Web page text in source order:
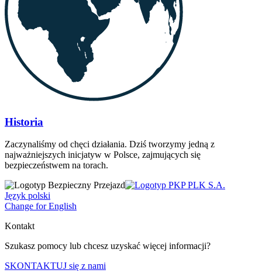
Historia
Zaczynaliśmy od chęci działania. Dziś tworzymy jedną z
najważniejszych inicjatyw w Polsce, zajmujących się
bezpieczeństwem na torach.
Język polski
Change for English
Kontakt
Szukasz pomocy lub chcesz uzyskać więcej informacji?
SKONTAKTUJ się z nami